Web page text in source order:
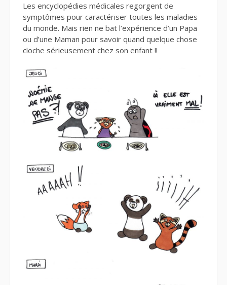
Les encyclopédies médicales regorgent de
symptômes pour caractériser toutes les maladies
du monde. Mais rien ne bat l’expérience d’un Papa
ou d’une Maman pour savoir quand quelque chose
cloche sérieusement chez son enfant !!